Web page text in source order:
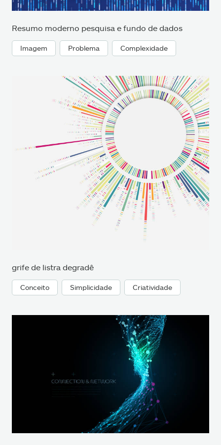
Resumo moderno pesquisa e fundo de dados
Imagem Problema Complexidade
grife de listra degradê
Conceito Simplicidade Criatividade